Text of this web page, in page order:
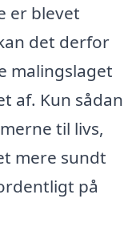
er blevet
det derfor
malingslaget
af. Kun sådan
til livs,
mere sundt
på